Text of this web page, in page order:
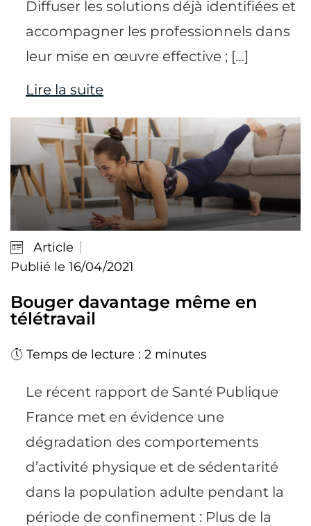
Diffuser les solutions déjà identifiées et
accompagner les professionnels dans
leur mise en œuvre effective ; […]
Lire la suite
Article
Publié le 16/04/2021
Bouger davantage même en
télétravail
Temps de lecture : 2 minutes
Le récent rapport de Santé Publique
France met en évidence une
dégradation des comportements
d’activité physique et de sédentarité
dans la population adulte pendant la
période de confinement : Plus de la